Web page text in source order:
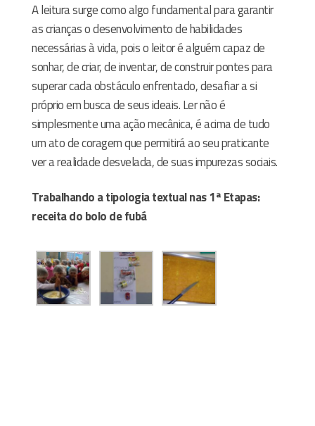
A leitura surge como algo fundamental para garantir
as crianças o desenvolvimento de habilidades
necessárias à vida, pois o leitor é alguém capaz de
sonhar, de criar, de inventar, de construir pontes para
superar cada obstáculo enfrentado, desafiar a si
próprio em busca de seus ideais. Ler não é
simplesmente uma ação mecânica, é acima de tudo
um ato de coragem que permitirá ao seu praticante
ver a realidade desvelada, de suas impurezas sociais.
Trabalhando a tipologia textual nas 1ª Etapas:
receita do bolo de fubá